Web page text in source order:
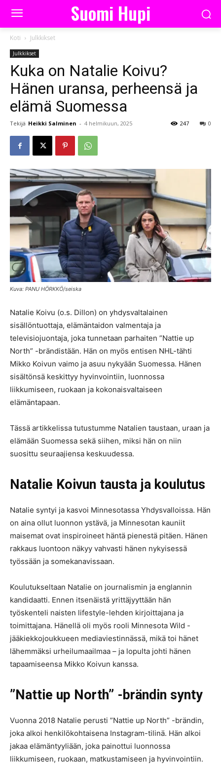
Suomi Hupi
Koti Julkkikset
Julkkikset
Kuka on Natalie Koivu?
Hänen uransa, perheensä ja
elämä Suomessa
Tekijä Heikki Salminen - 4 helmikuun, 2025 0
247
Kuva: PANU HÖRKKÖ/seiska
Natalie Koivu (o.s. Dillon) on yhdysvaltalainen
sisällöntuottaja, elämäntaidon valmentaja ja
televisiojuontaja, joka tunnetaan parhaiten ”Nattie up
North” -brändistään. Hän on myös entisen NHL-tähti
Mikko Koivun vaimo ja asuu nykyään Suomessa. Hänen
sisältönsä keskittyy hyvinvointiin, luonnossa
liikkumiseen, ruokaan ja kokonaisvaltaiseen
elämäntapaan.
Tässä artikkelissa tutustumme Natalien taustaan, uraan ja
elämään Suomessa sekä siihen, miksi hän on niin
suosittu seuraajiensa keskuudessa.
Natalie Koivun tausta ja koulutus
Natalie syntyi ja kasvoi Minnesotassa Yhdysvalloissa. Hän
on aina ollut luonnon ystävä, ja Minnesotan kauniit
maisemat ovat inspiroineet häntä pienestä pitäen. Hänen
rakkaus luontoon näkyy vahvasti hänen nykyisessä
työssään ja somekanavissaan.
Koulutukseltaan Natalie on journalismin ja englannin
kandidaatti. Ennen itsenäistä yrittäjyyttään hän
työskenteli naisten lifestyle-lehden kirjoittajana ja
toimittajana. Hänellä oli myös rooli Minnesota Wild -
jääkiekkojoukkueen mediaviestinnässä, mikä toi hänet
lähemmäksi urheilumaailmaa – ja lopulta johti hänen
tapaamiseensa Mikko Koivun kanssa.
”Nattie up North” -brändin synty
Vuonna 2018 Natalie perusti ”Nattie up North” -brändin,
joka alkoi henkilökohtaisena Instagram-tilinä. Hän alkoi
jakaa elämäntyyliään, joka painottui luonnossa
liikkumiseen, ruokaan, matkustamiseen ja hyvinvointiin.